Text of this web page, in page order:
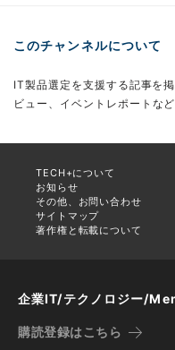
このチャンネルについて
IT製品選定を支援する記事を
ビュー、イベントレポートな
TECH+について
お知らせ
その他、お問い合わせ
サイトマップ
著作権と転載について
企業IT/テクノロジー/
購読登録はこちら